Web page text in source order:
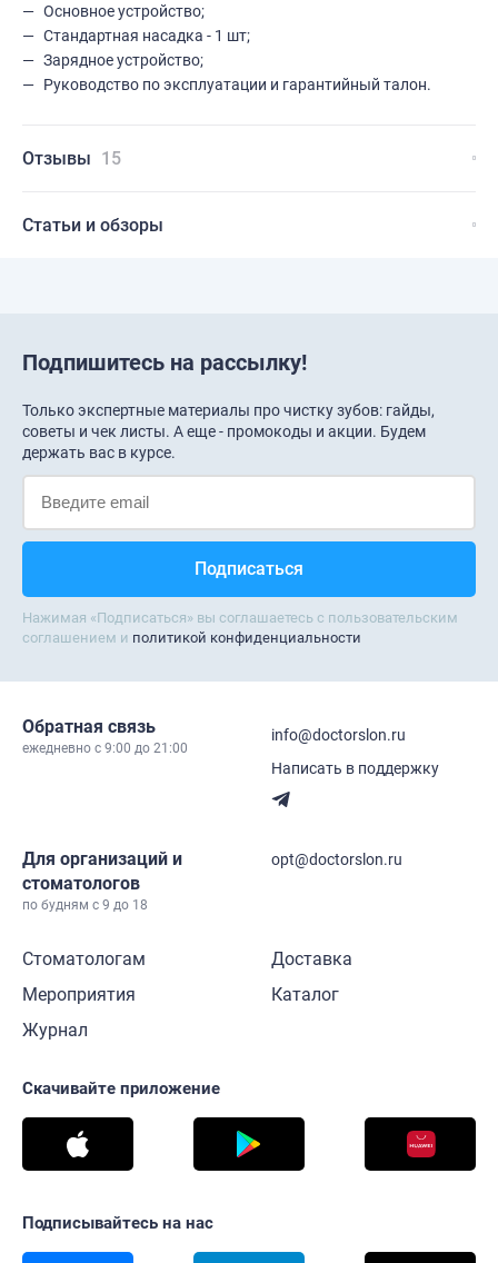
Основное устройство;
Стандартная насадка - 1 шт;
Зарядное устройство;
Руководство по эксплуатации и гарантийный талон.
Отзывы 15
Статьи и обзоры
Подпишитесь на рассылку!
Только экспертные материалы про чистку зубов: гайды,
советы и чек листы. А еще - промокоды и акции. Будем
держать вас в курсе.
Нажимая «Подписаться» вы соглашаетесь с пользовательским
соглашением и политикой конфиденциальности
Обратная связь
ежедневно c 9:00 до 21:00
info@doctorslon.ru
Написать в поддержку
Для организаций и
стоматологов
по будням с 9 до 18
opt@doctorslon.ru
Стоматологам
Мероприятия
Журнал
Доставка
Каталог
Скачивайте приложение
Подписывайтесь на нас